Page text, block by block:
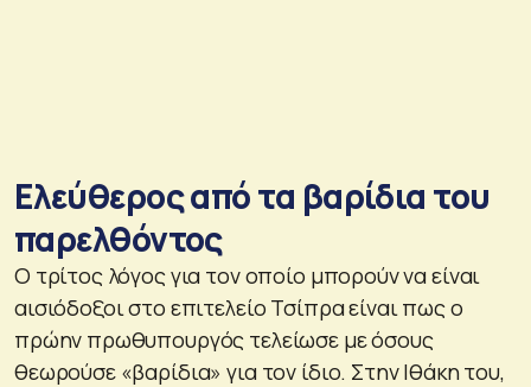
Ελεύθερος από τα βαρίδια του
παρελθόντος
Ο τρίτος λόγος για τον οποίο μπορούν να είναι
αισιόδοξοι στο επιτελείο Τσίπρα είναι πως ο
πρώην πρωθυπουργός τελείωσε με όσους
θεωρούσε «βαρίδια» για τον ίδιο. Στην Ιθάκη του,